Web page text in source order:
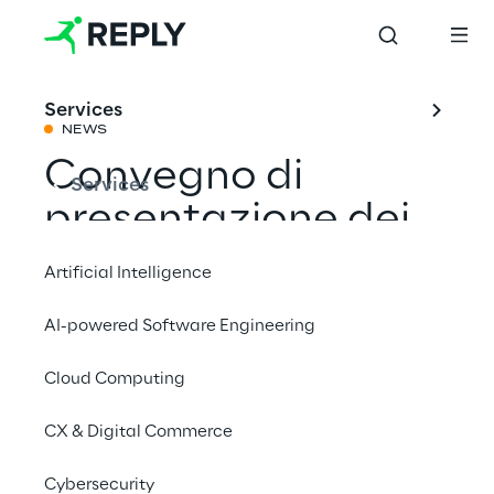
Services
Services
Artificial Intelligence
AI-powered Software Engineering
Cloud Computing
CX & Digital Commerce
Cybersecurity
NEWS
Convegno di
presentazione dei
risultati
dell'Osservatorio
Analytics
Condividi con un amico